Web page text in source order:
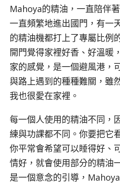
Mahoya的精油，一直陪伴
一直頻繁地進出國門，有一
的精油機都打上了專屬比例
開門覺得家裡好香、好溫暖
家的感覺，是一個避風港，
與路上遇到的種種難關，雖
我也很愛在家裡。
每一個人使用的精油不同，
練與功課都不同。你要把它
你平常會希望可以睡得好、
情好，就會使用部分的精油
是一個意念的引導，